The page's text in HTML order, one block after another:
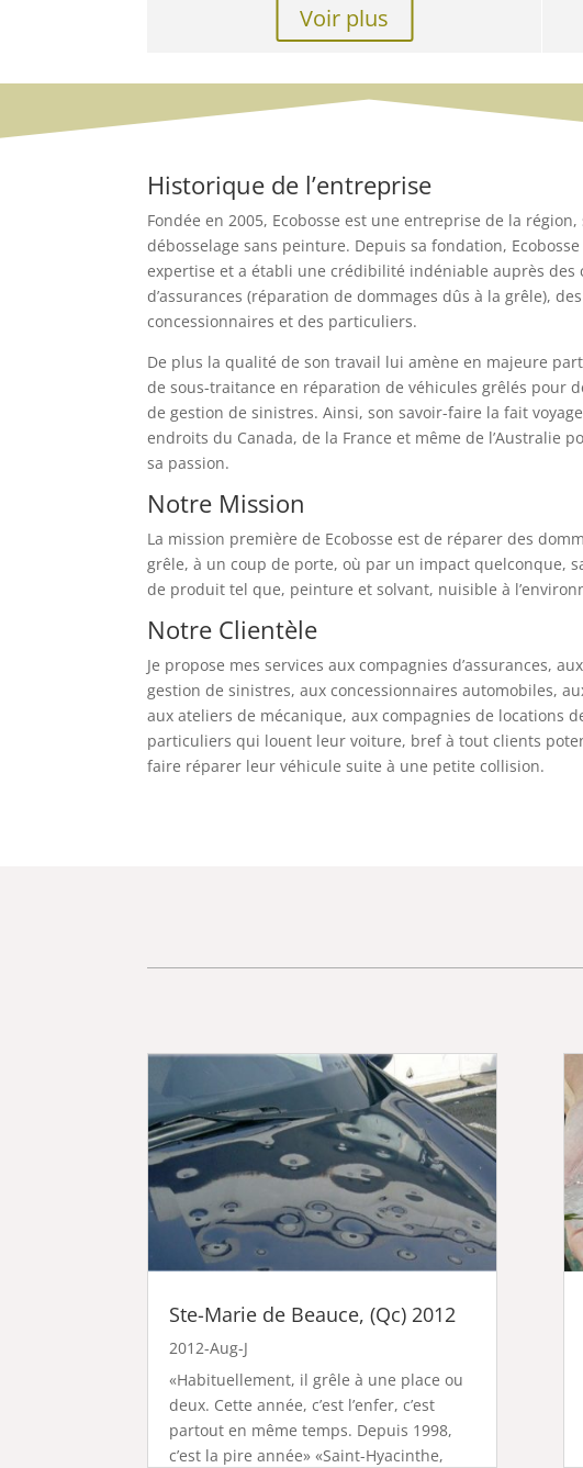
Voir plus
Historique de l’entreprise
Fondée en 2005, Ecobosse est une entreprise de la région,
débosselage sans peinture. Depuis sa fondation,
expertise et a établi une crédibilité indéniable auprès des
d’assurances (réparation de dommages dûs à la grêle), des
concessionnaires et des particuliers.
De plus la qualité de son travail lui amène en majeure
de sous-traitance en réparation de véhicules grêlés pour
de gestion de sinistres. Ainsi, son savoir-faire la fait
endroits du Canada, de la France et même de l’Australie
sa passion.
Notre Mission
La mission première de Ecobosse est de réparer des
grêle, à un coup de porte, où par un impact quelconque,
de produit tel que, peinture et solvant, nuisible à
Notre Clientèle
Je propose mes services aux compagnies d’assurances,
gestion de sinistres, aux concessionnaires automobiles,
aux ateliers de mécanique, aux compagnies de locations
particuliers qui louent leur voiture, bref à tout clients
faire réparer leur véhicule suite à une petite collision.
Ste-Marie de Beauce, (Qc) 2012
2012-Aug-J
«Habituellement, il grêle à une place ou
deux. Cette année, c’est l’enfer, c’est
partout en même temps. Depuis 1998,
c’est la pire année» «Saint-Hyacinthe,